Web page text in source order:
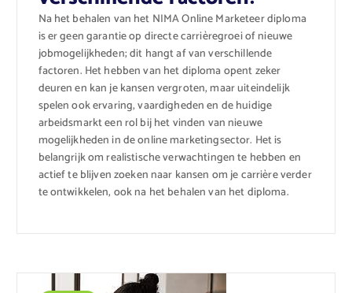
Na het behalen van het NIMA Online Marketeer diploma
is er geen garantie op directe carrièregroei of nieuwe
jobmogelijkheden; dit hangt af van verschillende
factoren. Het hebben van het diploma opent zeker
deuren en kan je kansen vergroten, maar uiteindelijk
spelen ook ervaring, vaardigheden en de huidige
arbeidsmarkt een rol bij het vinden van nieuwe
mogelijkheden in de online marketingsector. Het is
belangrijk om realistische verwachtingen te hebben en
actief te blijven zoeken naar kansen om je carrière verder
te ontwikkelen, ook na het behalen van het diploma.